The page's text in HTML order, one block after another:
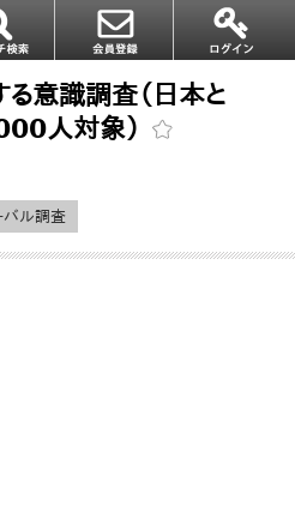
る意識調査（日本と
人対象）
バル調査